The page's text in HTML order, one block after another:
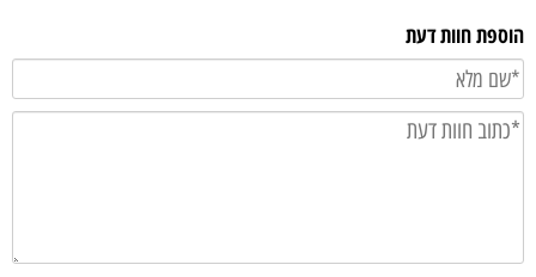
הוספת חוות דעת